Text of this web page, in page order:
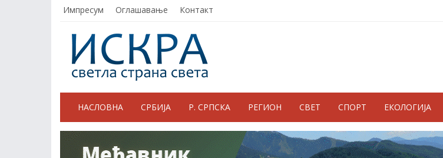
Импресум Оглашавање Контакт
НАСЛОВНА СРБИЈА Р. СРПСКА РЕГИОН СВЕТ СПОРТ ЕКОЛОГИЈА